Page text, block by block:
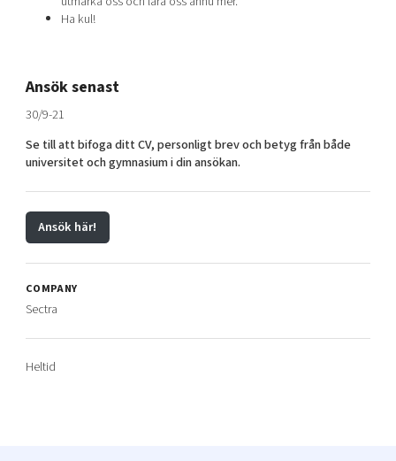
Ha kul!
Ansök senast
30/9-21
Se till att bifoga ditt CV, personligt brev och betyg från både
universitet och gymnasium i din ansökan.
Ansök här!
COMPANY
Sectra
Heltid